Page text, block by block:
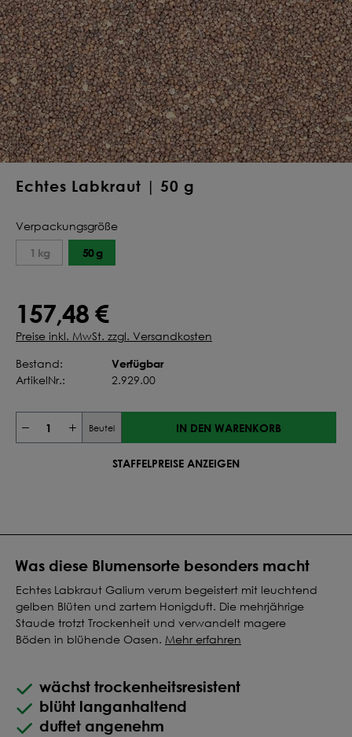
Echtes Labkraut | 50 g
Was diese Blumensorte besonders macht
Echtes Labkraut Galium verum begeistert mit leuchtend
gelben Blüten und zartem Honigduft. Die mehrjährige
Staude trotzt Trockenheit und verwandelt magere
Böden in blühende Oasen. Mehr erfahren
wächst trockenheitsresistent
blüht langanhaltend
duftet angenehm
Verpackungsgröße
1 kg 50 g
157,48 €
Preise inkl. MwSt. zzgl. Versandkosten
Bestand:
Verfügbar
ArtikelNr.: 2.929.00
Beutel IN DEN WARENKORB
STAFFELPREISE ANZEIGEN
Deine Saat-
Mischung
konfigurieren
QUALITÄT VOM PROFI
INDIVIDUELL FÜR DICH
JETZT KONFIGURIEREN